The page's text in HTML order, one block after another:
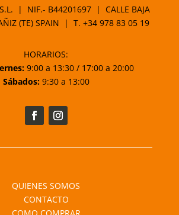
29,95 €
hasta
S.L. | NIF.- B44201697 | CALLE BAJA
(TE) SPAIN | T.+34 978 83 05 19
HORARIOS:
9:00 a 13:30 / 17:00 a 20:00
Sábados:9:30 a 13:00
QUIENES SOMOS
CONTACTO